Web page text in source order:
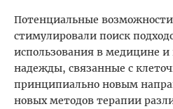
Потенциальные
стимулировали поиск
использования в медицине
надежды, связанные с
принципиально новым
новых методов терапии